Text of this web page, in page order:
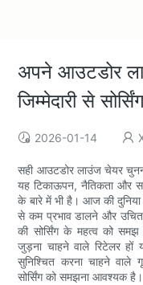
अपने आउटडोर
जिम्मेदारी से
2026-01-14
सही आउटडोर लाउंज चेयर
यह टिकाऊपन, नैतिकता और
के बारे में भी है। आज की दुनिया
से कम प्रभाव डालने और उचित
की सोर्सिंग के महत्व को
जुड़ना चाहने वाले रिटेलर हों
सुनिश्चित करना चाहने वाले
सोर्सिंग को समझना आवश्यक है।